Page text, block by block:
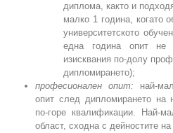
диплома, както и
малко 1 година, когато
университетското
една година опит
изисквания по-долу
дипломирането);
професионален опит: най-
опит след дипломирането на
по-горе квалификации. Най-
област, сходна с дейностите